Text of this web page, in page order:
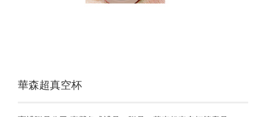
華森超真空杯